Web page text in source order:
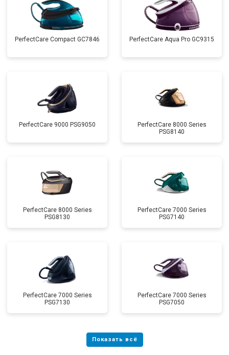
PerfectCare Compact GC7846 PerfectCare Aqua Pro GC9315
PerfectCare 9000 PSG9050
PerfectCare 8000 Series
PSG8140
PerfectCare 8000 Series
PSG8130
PerfectCare 7000 Series
PSG7140
PerfectCare 7000 Series
PSG7130
PerfectCare 7000 Series
PSG7050